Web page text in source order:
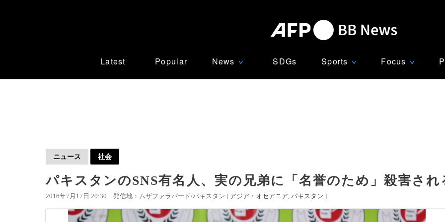
Latest Popular News ∨ SDGs Sports ∨ Focus ∨
ニュース 社会
パキスタンのSNS有名人、実の兄弟に「名誉のため」殺害され
2016年7月17日 20:30 発信地：ムザファラバード/パキスタン [ アジア・オセアニア パキスタン ]